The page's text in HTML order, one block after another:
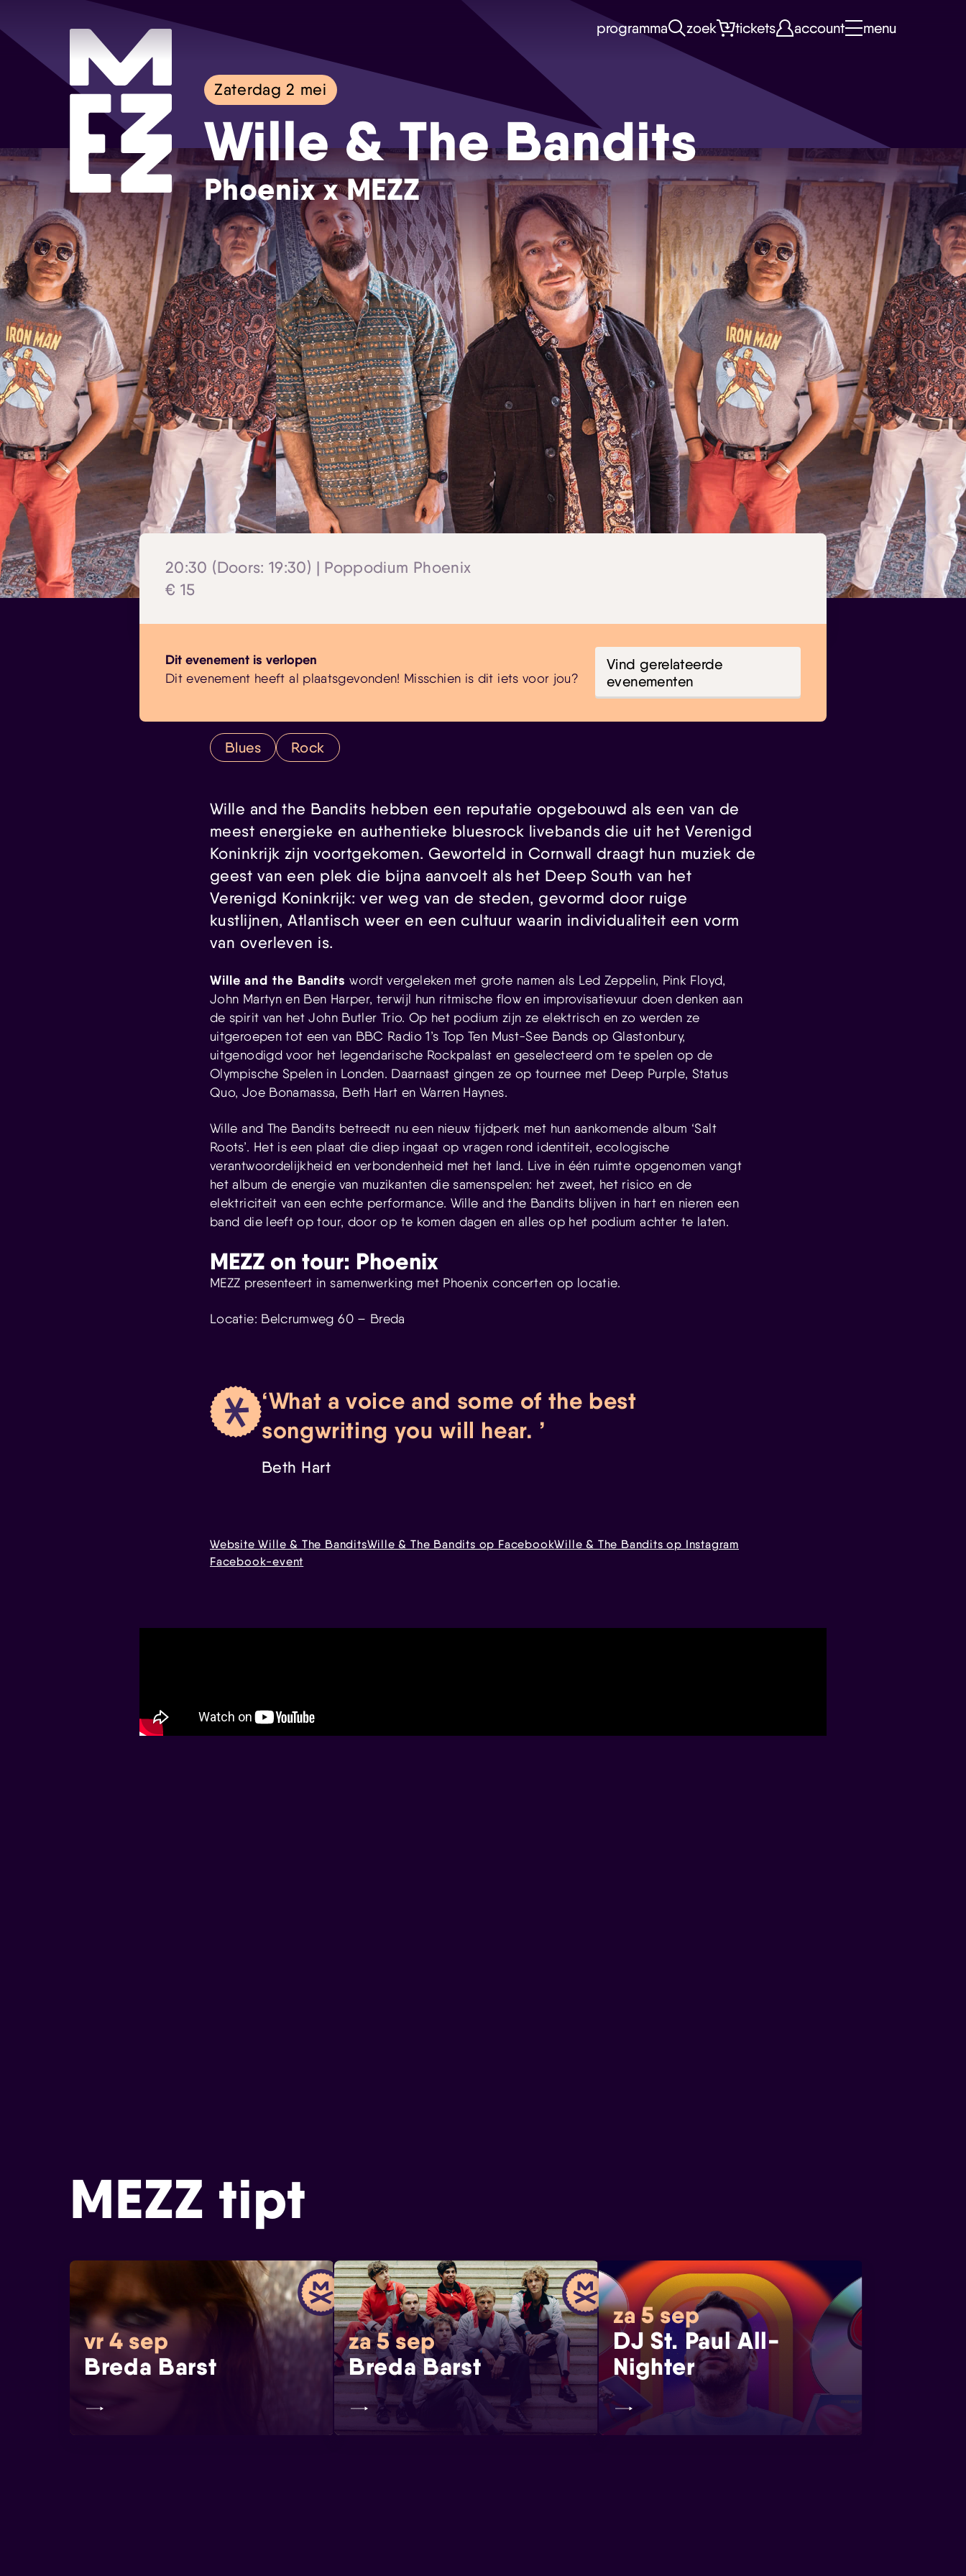
Skip navigatie
programma zoek tickets account menu
Zaterdag 2 mei
Wille & The Bandits
Phoenix x MEZZ
20:30 (Doors: 19:30) | Poppodium Phoenix
€ 15
Dit evenement is verlopen
Dit evenement heeft al plaatsgevonden! Misschien is dit iets voor jou?
Vind gerelateerde
evenementen
Blues Rock
Wille and the Bandits hebben een reputatie opgebouwd als een van de
meest energieke en authentieke bluesrock livebands die uit het Verenigd
Koninkrijk zijn voortgekomen. Geworteld in Cornwall draagt hun muziek de
geest van een plek die bijna aanvoelt als het Deep South van het
Verenigd Koninkrijk: ver weg van de steden, gevormd door ruige
kustlijnen, Atlantisch weer en een cultuur waarin individualiteit een vorm
van overleven is.
Wille and the Bandits wordt vergeleken met grote namen als Led Zeppelin, Pink Floyd,
John Martyn en Ben Harper, terwijl hun ritmische flow en improvisatievuur doen denken aan
de spirit van het John Butler Trio. Op het podium zijn ze elektrisch en zo werden ze
uitgeroepen tot een van BBC Radio 1’s Top Ten Must-See Bands op Glastonbury,
uitgenodigd voor het legendarische Rockpalast en geselecteerd om te spelen op de
Olympische Spelen in Londen. Daarnaast gingen ze op tournee met Deep Purple, Status
Quo, Joe Bonamassa, Beth Hart en Warren Haynes.
Wille and The Bandits betreedt nu een nieuw tijdperk met hun aankomende album ‘Salt
Roots’. Het is een plaat die diep ingaat op vragen rond identiteit, ecologische
verantwoordelijkheid en verbondenheid met het land. Live in één ruimte opgenomen vangt
het album de energie van muzikanten die samenspelen: het zweet, het risico en de
elektriciteit van een echte performance. Wille and the Bandits blijven in hart en nieren een
band die leeft op tour, door op te komen dagen en alles op het podium achter te laten.
MEZZ on tour: Phoenix
MEZZ presenteert in samenwerking met Phoenix concerten op locatie.
Locatie: Belcrumweg 60 – Breda
What a voice and some of the best
songwriting you will hear.
Beth Hart
Website Wille & The BanditsWille & The Bandits op FacebookWille & The Bandits op Instagram
Facebook-event
MEZZ tipt
vr 4 sep
Breda Barst
za 5 sep
Breda Barst
za 5 sep
DJ St. Paul All-
Nighter